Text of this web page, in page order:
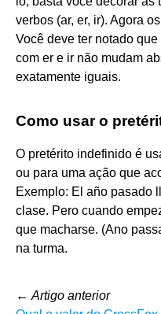
verbos (ar, er, ir). Agora
Você deve ter notado
com er e ir não mudam
exatamente iguais.
Como usar o
O pretérito indefinido é
ou para uma ação que
Exemplo: El año pasado
clase. Pero cuando
que macharse. (Ano
na turma.
← Artigo anterior